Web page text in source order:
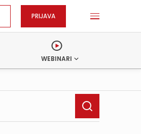
PRIJAVA
WEBINARI